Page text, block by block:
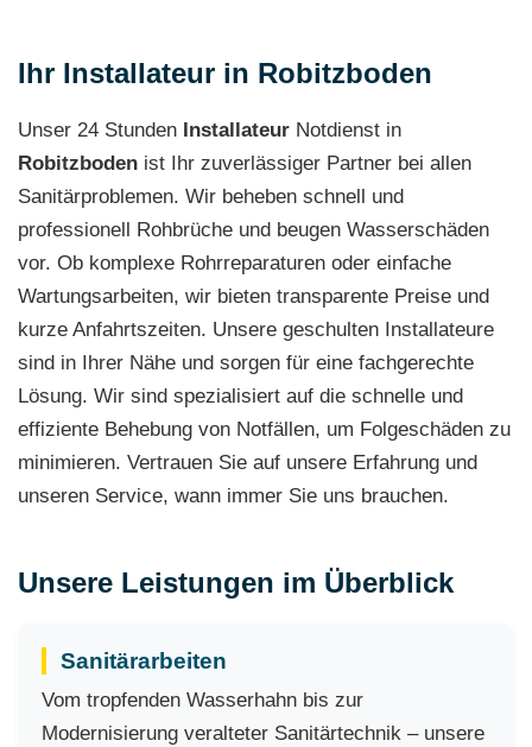
Ihr Installateur in Robitzboden
Unser 24 Stunden Installateur Notdienst in
Robitzboden ist Ihr zuverlässiger Partner bei allen
Sanitärproblemen. Wir beheben schnell und
professionell Rohbrüche und beugen Wasserschäden
vor. Ob komplexe Rohrreparaturen oder einfache
Wartungsarbeiten, wir bieten transparente Preise und
kurze Anfahrtszeiten. Unsere geschulten Installateure
sind in Ihrer Nähe und sorgen für eine fachgerechte
Lösung. Wir sind spezialisiert auf die schnelle und
effiziente Behebung von Notfällen, um Folgeschäden zu
minimieren. Vertrauen Sie auf unsere Erfahrung und
unseren Service, wann immer Sie uns brauchen.
Unsere Leistungen im Überblick
Sanitärarbeiten
Vom tropfenden Wasserhahn bis zur
Modernisierung veralteter Sanitärtechnik – unsere